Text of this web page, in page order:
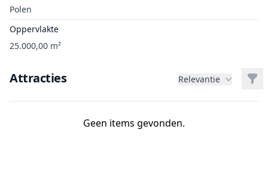
Polen
Oppervlakte
25.000,00 m²
Attracties Relevantie
Geen items gevonden.